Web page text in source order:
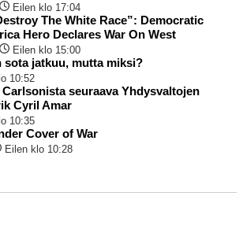
Eilen klo 17:04
The White Race”: Democratic
Hero Declares War On West
Eilen klo 15:00
sota jatkuu, mutta miksi?
10:52
seuraava Yhdysvaltojen
Cyril Amar
10:35
Cover of War
Eilen klo 10:28